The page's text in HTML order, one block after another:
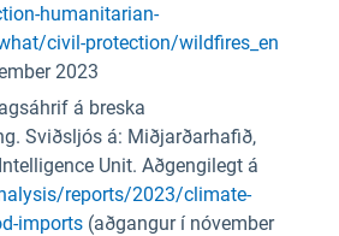
humanitarian-
civil-protection/wildfires_en
2023
á breska
Sviðsljós á: Miðjarðarhafið,
Unit. Aðgengilegt á
reports/2023/climate-
imports (aðgangur í nóvember